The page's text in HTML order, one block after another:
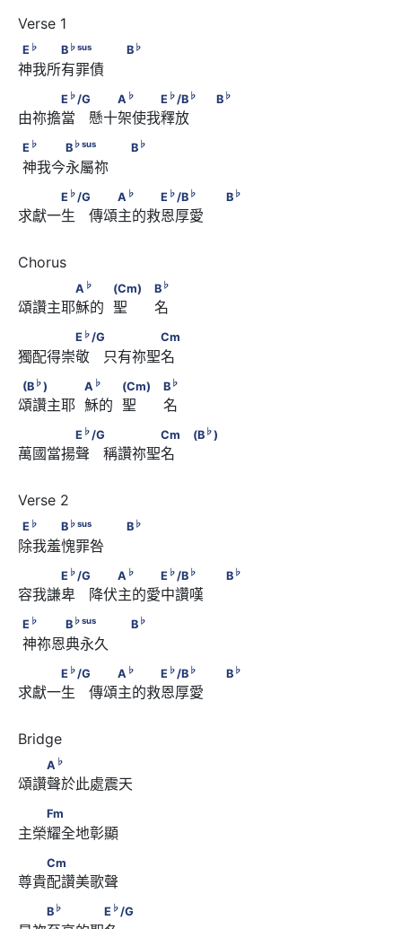
E♭ B♭ B
E ♭ B ♭sus B ♭
神我所有罪債
E ♭/G　        　　A♭ E
B♭
E ♭ /G A ♭ E ♭ /B ♭ B ♭
由祢擔當   懸十架使我釋放
E♭ B sus B
E ♭ B ♭sus B ♭
神我今永屬祢
E ♭/G　        　　A♭ E
B♭
E ♭ /G A ♭ E ♭ /B ♭ B ♭
求獻一生   傳頌主的救恩厚愛
A ♭
(Cm)
B
A ♭ (Cm) B ♭
頌讚主耶穌的  聖      名
E ♭/G　        　　　　Cm
E ♭/G Cm
獨配得崇敬   只有祢聖名
(B♭)　　　　            A♭
B
(B ♭) A ♭ (Cm) B ♭
頌讚主耶  穌的  聖      名
E ♭/G　        　　　　Cm
(B♭)
E ♭/G Cm (B ♭)
萬國當揚聲   稱讚祢聖名
E♭ B♭ B
E ♭ B ♭sus B ♭
除我羞愧罪咎
E ♭/G　        　　A♭ E
B♭
E ♭ /G A ♭ E ♭ /B ♭ B ♭
容我謙卑   降伏主的愛中讚嘆
E♭ B sus B
E ♭ B ♭sus B ♭
神祢恩典永久
E ♭/G　        　　A♭ E
B♭
E ♭ /G A ♭ E ♭ /B ♭ B ♭
求獻一生   傳頌主的救恩厚愛
A ♭
A ♭
頌讚聲於此處震天
Fm
Fm
主榮耀全地彰顯
Cm
Cm
尊貴配讚美歌聲
B ♭ E
B ♭ E ♭/G